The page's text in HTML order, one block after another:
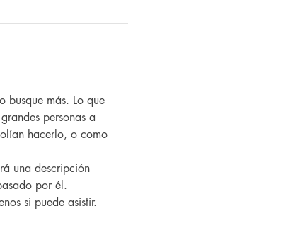
busque más. Lo que
personas a
hacerlo, o como
por él.
si puede asistir.